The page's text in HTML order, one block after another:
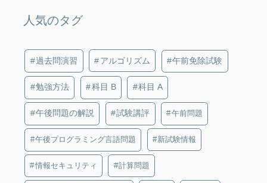
人気のタグ
過去問演習 アルゴリズム 午前免除試験
勉強方法 科目 B 科目 A
午後問題の解説 試験講評 午前問題
午後プログラミング言語問題 新試験情報
情報セキュリティ 計算問題